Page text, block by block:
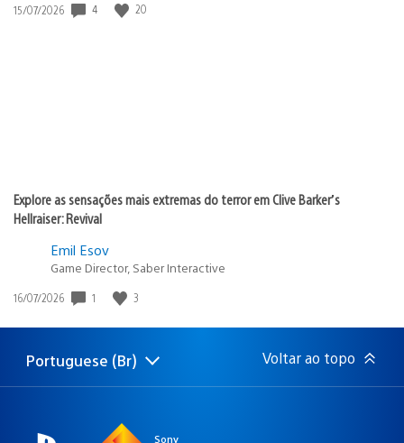
Data
15/07/2026 4 20
Explore as sensações mais extremas do terror em Clive Barker’s
Hellraiser: Revival
Emil Esov
Game Director, Saber Interactive
Data
publicação:
16/07/2026 1 3
Selecione
uma
Região
atual:
Portuguese (Br) Voltar ao topo
Sony